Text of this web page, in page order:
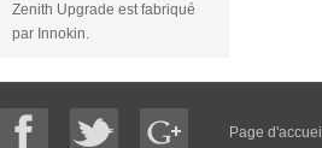
Zenith Upgrade est fabriqué
par Innokin.
Page d'accueil